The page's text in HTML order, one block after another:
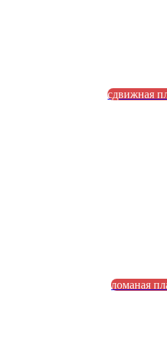
сдвижная
ломаная